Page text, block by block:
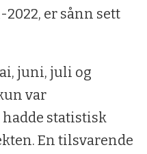
er sånn sett
juni, juli og
var
statistisk
En tilsvarende